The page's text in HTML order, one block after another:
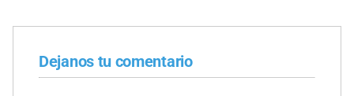
Dejanos tu comentario